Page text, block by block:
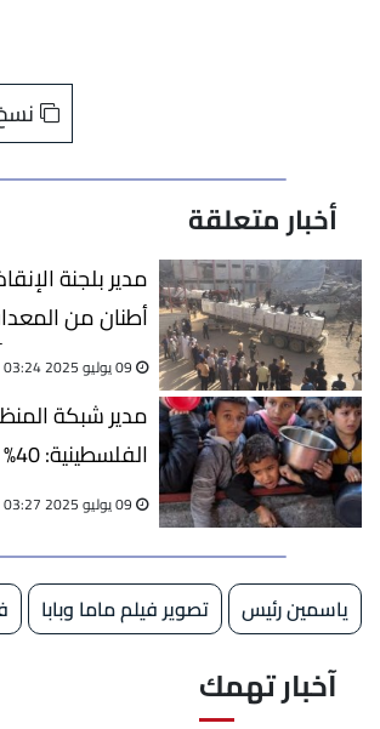
أخبار متعلقة
أطنان من
للدخول
09 يوليو 2025 03:24 م
مدير شبكة
غزة غير قادرين
09 يوليو 2025 03:27 م
ياسمين رئيس تصوير فيلم ماما وبابا
آخبار تهمك